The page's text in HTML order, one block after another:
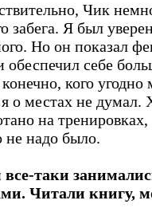
Чик
забега. Я был
Но он показал
обеспечил себе
кого
о местах не думал.
на
не надо было.
таки
Читали книгу,